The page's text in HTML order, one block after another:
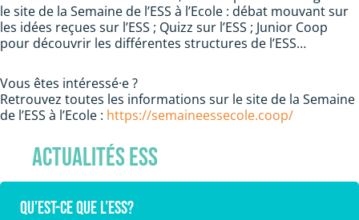
le site de la Semaine de l’ESS à l’Ecole : débat mouvant sur
les idées reçues sur l’ESS ; Quizz sur l’ESS ; Junior Coop
pour découvrir les différentes structures de l’ESS…
Vous êtes intéressé·e ?
Retrouvez toutes les informations sur le site de la Semaine
de l’ESS à l’Ecole : https://semaineessecole.coop/
Actualités ESS
Qu’est-ce que l’ESS?